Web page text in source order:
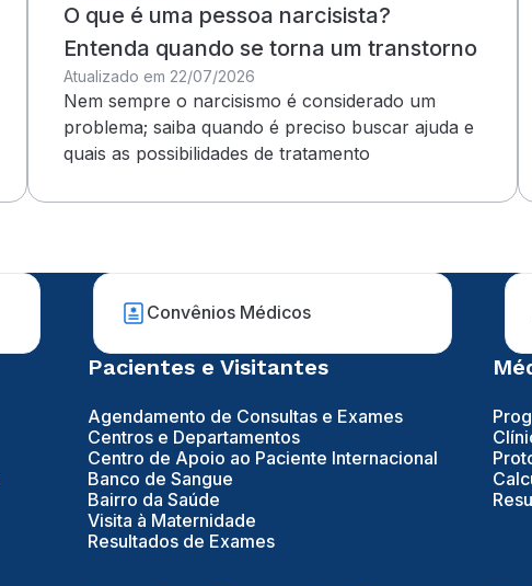
O que é uma pessoa narcisista?
Entenda quando se torna um transtorno
Atualizado em 22/07/2026
Nem sempre o narcisismo é considerado um
problema; saiba quando é preciso buscar ajuda e
quais as possibilidades de tratamento
Convênios Médicos
Pacientes e Visitantes
Agendamento de Consultas e Exames
Centros e Departamentos
Centro de Apoio ao Paciente Internacional
Banco de Sangue
Bairro da Saúde
Visita à Maternidade
Resultados de Exames